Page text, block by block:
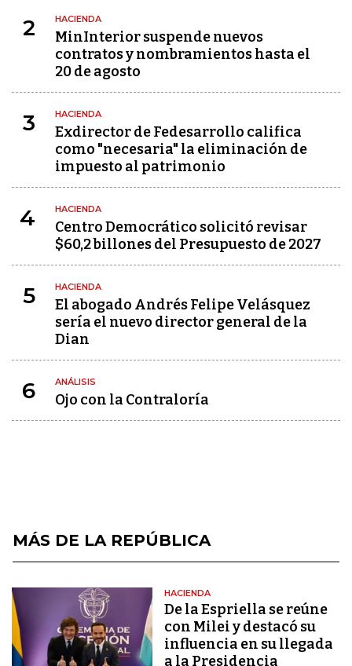
2 HACIENDA
MinInterior suspende nuevos
contratos y nombramientos hasta el
20 de agosto
3 HACIENDA
Exdirector de Fedesarrollo califica
como "necesaria" la eliminación de
impuesto al patrimonio
4 HACIENDA
Centro Democrático solicitó revisar
$60,2 billones del Presupuesto de 2027
5 HACIENDA
El abogado Andrés Felipe Velásquez
sería el nuevo director general de la
Dian
6 ANÁLISIS
Ojo con la Contraloría
MÁS DE LA REPÚBLICA
HACIENDA
De la Espriella se reúne
con Milei y destacó su
influencia en su llegada
a la Presidencia